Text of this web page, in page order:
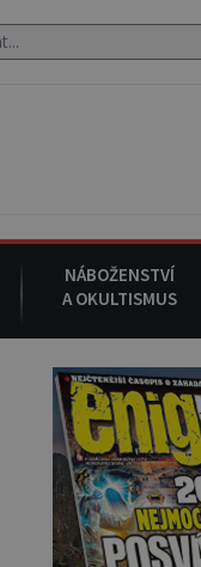
pak si na
NÁBOŽENSTVÍ
A OKULTISMUS